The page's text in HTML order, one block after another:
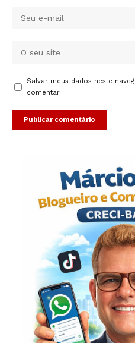
Salvar meus dados neste
comentar.